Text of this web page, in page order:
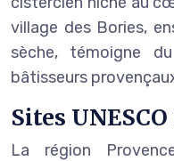
village des Bories,
sèche, témoigne
bâtisseurs
Sites
La région